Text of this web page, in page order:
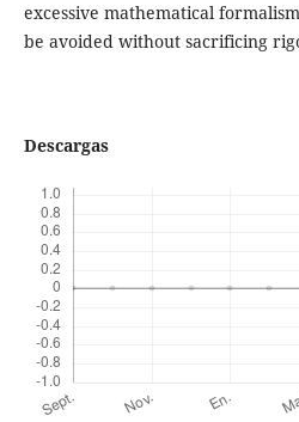
excessive mathematical
be avoided without sacrificing
Descargas